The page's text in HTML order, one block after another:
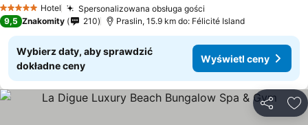
5 KategoriaHotel Spersonalizowana obsługa gości
9,5 Znakomity 210 Praslin, 15.9 km do: Félicité Island
Wybierz daty, aby sprawdzić
dokładne ceny
Wyświetl ceny